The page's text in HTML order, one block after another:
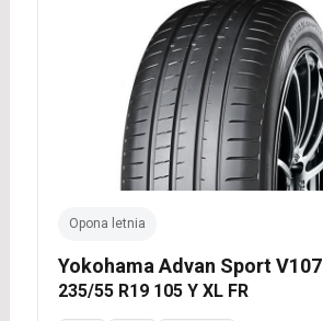
Opona letnia
Yokohama Advan Sport V107
235/55 R19 105 Y XL FR